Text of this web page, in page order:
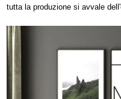
tutta la produzione si avvale